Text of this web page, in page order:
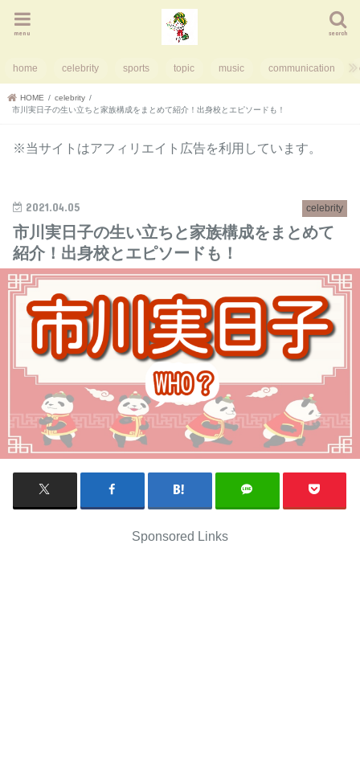
search
menu
home celebrity sports topic music communication
HOME
celebrity
市川実日子の生い立ちと家族構成をまとめて紹介！出身校とエピソードも！
※当サイトはアフィリエイト広告を利用しています。
celebrity
2021.04.05
市川実日子の生い立ちと家族構成をまとめて
紹介！出身校とエピソードも！
Sponsored Links